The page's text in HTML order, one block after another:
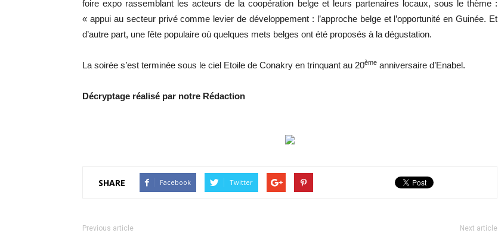
foire expo rassemblant les acteurs de la coopération belge et leurs partenaires locaux, sous le thème :
« appui au secteur privé comme levier de développement : l’approche belge et l’opportunité en Guinée. Et
d’autre part, une fête populaire où quelques mets belges ont été proposés à la dégustation.
La soirée s’est terminée sous le ciel Etoile de Conakry en trinquant au 20ème anniversaire d’Enabel.
Décryptage réalisé par notre Rédaction
SHARE Facebook Twitter
Previous article Next article